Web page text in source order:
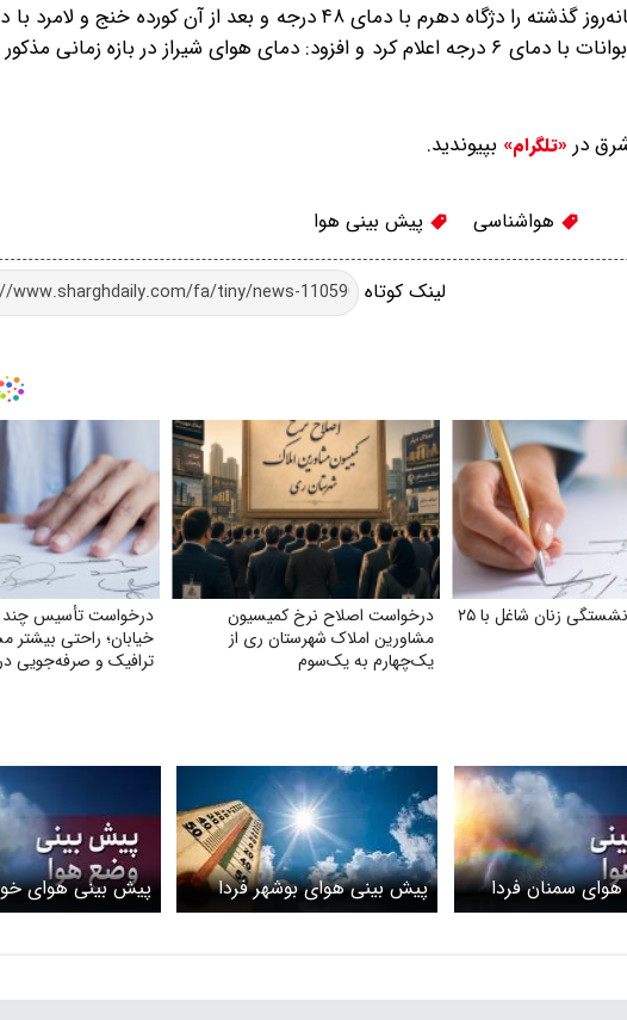
در «تلگرام» بپیوندید.
هواشناسی پیش بینی هوا
لینک کوتاه
درخواست بازنشستگی زنان شاغل با ۲۵
درخواست اصلاح نرخ کمیسیون
مشاورین املاک شهرستان ری از
یک‌چهارم به یک‌سوم
درخواست تأسیس چند
خیابان؛ راحتی بیشتر
ترافیک و صرفه‌جویی
سمنان فردا
3 خرداد/ خروج سامانه
پیش بینی هوای بوشهر فردا
شنبه ۲ خرداد ۱۴۰۵ / بوشهر گرم
پیش بینی هوای
شنبه 2 خرداد/